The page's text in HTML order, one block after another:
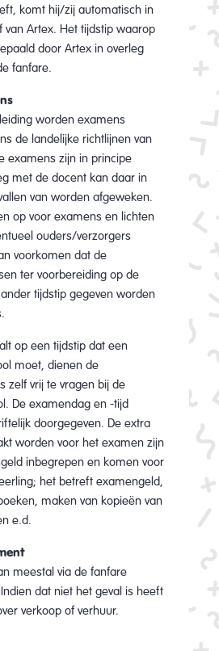
komt hij/zij automatisch in
Artex. Het tijdstip waarop
door Artex in overleg
fanfare.
worden examens
de landelijke richtlijnen van
examens zijn in principe
met de docent kan daar in
van worden afgeweken.
op voor examens en lichten
ouders/verzorgers
voorkomen dat de
ter voorbereiding op de
tijdstip gegeven worden
op een tijdstip dat een
moet, dienen de
zelf vrij te vragen bij de
De examendag en -tijd
doorgegeven. De extra
worden voor het examen zijn
inbegrepen en komen voor
het betreft examengeld,
maken van kopieën van
e.d.
meestal via de fanfare
dat niet het geval is heeft
verkoop of verhuur.